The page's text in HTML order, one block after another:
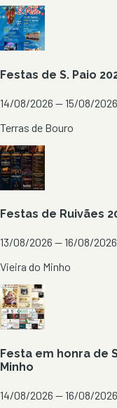
Festas de S. Paio
14/08/2026 — 15/08/2026
Terras de Bouro
Festas de Ruivães
13/08/2026 — 16/08/2026
Vieira do Minho
Festa em honra de
Minho
14/08/2026 — 16/08/2026